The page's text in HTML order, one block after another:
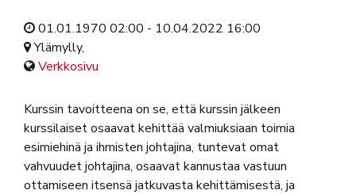
01.01.1970 02:00 - 10.04.2022 16:00
Ylämylly,
Verkkosivu
Kurssin tavoitteena on se, että kurssin jälkeen
kurssilaiset osaavat kehittää valmiuksiaan toimia
esimiehinä ja ihmisten johtajina, tuntevat omat
vahvuudet johtajina, osaavat kannustaa vastuun
ottamiseen itsensä jatkuvasta kehittämisestä, ja